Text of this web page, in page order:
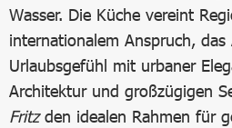
Wasser. Die Küche vereint
internationalem Anspruch, das
Urlaubsgefühl mit urbaner
Architektur und großzügigen
Fritzden idealen Rahmen für